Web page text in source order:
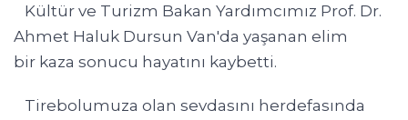
Kültür ve Turizm Bakan Yardımcımız Prof. Dr.
Ahmet Haluk Dursun Van'da yaşanan elim
bir kaza sonucu hayatını kaybetti.
Tirebolumuza olan sevdasını herdefasında